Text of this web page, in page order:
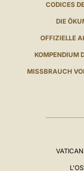
CODICES
DIE
OFFIZIELLE
KOMPENDIUM
MISSBRAUCH